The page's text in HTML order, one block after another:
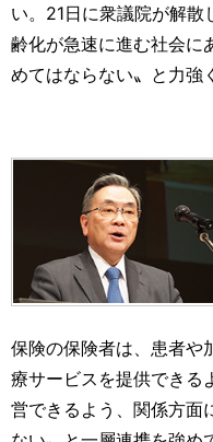
い。21日に衆議院が解
齢化が急速に進む社会に
めてはならない〟と力強
保険の保険者は、患者や
療サービスを提供できる
営できるよう、関係方面